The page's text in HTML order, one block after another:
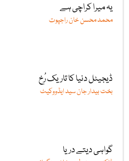
یہ میرا کراچی ہے
محمد محسن خان راجپوت
ڈیجیٹل دنیا کا تاریک رُخ
بخت بیدار جان سید ایڈووکیٹ
گواہی دیتے دریا